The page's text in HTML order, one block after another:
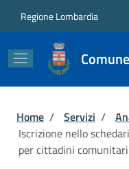
Regione Lombardia
Briciole di
Home / Servizi /
Iscrizione nello
per cittadini